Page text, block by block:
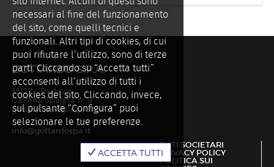
dovrebbe possedere le seguenti carat
GOTTARDO S.P.A.
35127 - Padova
Galleria Spagna n. 9
gottardospa@legalmail.it
info@gottardospa.it
DATI SOCIETARI
PRIVACY POLICY
POLITICA SUI
necessari al fine del funzionamento
del sito, come quelli tecnici e
funzionali. Altri tipi di cookies, di cui
puoi rifiutare l’utilizzo, sono di terze
parti. Cliccando su “Accetta tutti”
acconsenti all’utilizzo di tutti i
cookies del sito. Cliccando, invece,
sul pulsante “Configura” puoi
selezionare le tue preferenze.
ACCETTA TUTTI